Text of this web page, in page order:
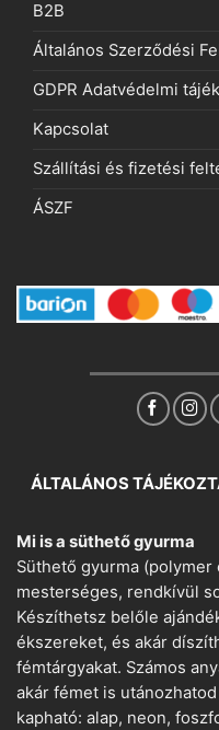
B2B
Általános Szerződési
GDPR Adatvédelmi
Kapcsolat
Szállítási és fizetési
ÁSZF
ÁLTALÁNOS
Mi is a süthető gyurma
Süthető gyurma
mesterséges, rendkívül
Készíthetsz belőle
ékszereket, és akár
fémtárgyakat. Számos
akár fémet is
kapható: alap, neon,